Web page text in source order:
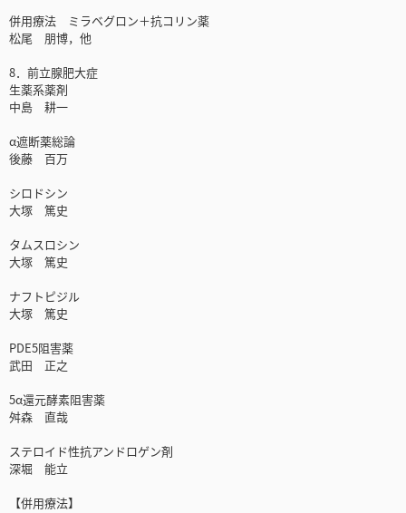
併用療法 ミラベグロン＋抗コリン薬
松尾 朋博，他
8．前立腺肥大症
生薬系薬剤
中島 耕一
α遮断薬総論
後藤 百万
シロドシン
大塚 篤史
タムスロシン
大塚 篤史
ナフトピジル
大塚 篤史
PDE5阻害薬
武田 正之
5α還元酵素阻害薬
舛森 直哉
ステロイド性抗アンドロゲン剤
深堀 能立
【併用療法】